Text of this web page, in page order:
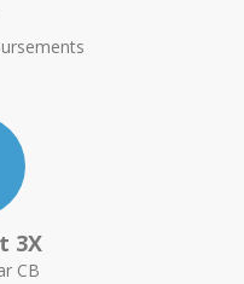
3X
CB